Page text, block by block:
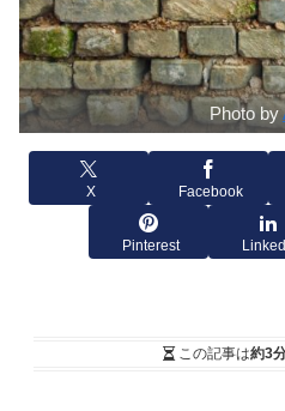
Photo by
X Facebook
Pinterest
この記事は約3